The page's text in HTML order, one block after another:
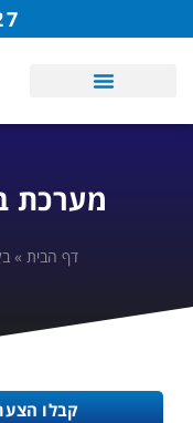
מערכת
דף הבית »
קבלו